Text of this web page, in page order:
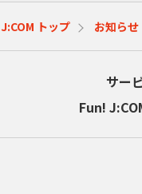
J:COM トップ お知らせ
サー
Fun!